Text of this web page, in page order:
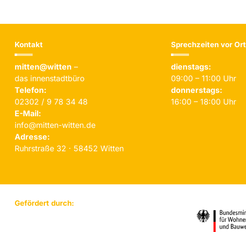
Kontakt
mitten@witten –
das innenstadtbüro
Telefon:
02302 / 9 78 34 48
E-Mail:
info@mitten-witten.de
Adresse:
Ruhrstraße 32 · 58452 Witten
Sprechzeiten vor Ort
dienstags:
09:00 – 11:00 Uhr
donnerstags:
16:00 – 18:00 Uhr
Gefördert durch: